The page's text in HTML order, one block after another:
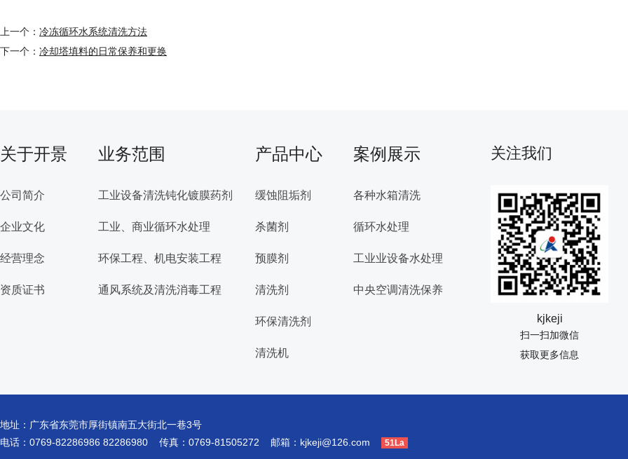
上一个： 冷冻循环水系统清洗方法
下一个： 冷却塔填料的日常保养和更换
关于开景
公司简介
企业文化
经营理念
资质证书
业务范围
工业设备清洗钝化镀膜药剂
工业、商业循环水处理
环保工程、机电安装工程
通风系统及清洗消毒工程
产品中心
缓蚀阻垢剂
杀菌剂
预膜剂
清洗剂
环保清洗剂
清洗机
案例展示
各种水箱清洗
循环水处理
工业业设备水处理
中央空调清洗保养
关注我们
kjkeji
扫一扫加微信
获取更多信息
地址：广东省东莞市厚街镇南五大街北一巷3号
电话：0769-82286986 82286980 传真：0769-81505272 邮箱： kjkeji@126.com 51La